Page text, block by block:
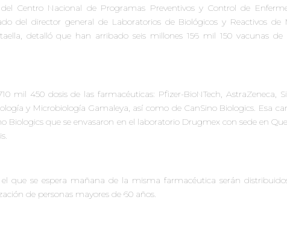
Centro Nacional de Programas Preventivos y Control de
del director general de Laboratorios de Biológicos y Reactivos de
detalló que han arribado seis millones 156 mil 150 vacunas de
mil 450 dosis de las farmacéuticas: Pfizer-BioNTech, AstraZeneca,
y Microbiología Gamaleya, así como de CanSino Biologics. Esa
Biologics que se envasaron en el laboratorio Drugmex con sede en
que se espera mañana de la misma farmacéutica serán
de personas mayores de 60 años.